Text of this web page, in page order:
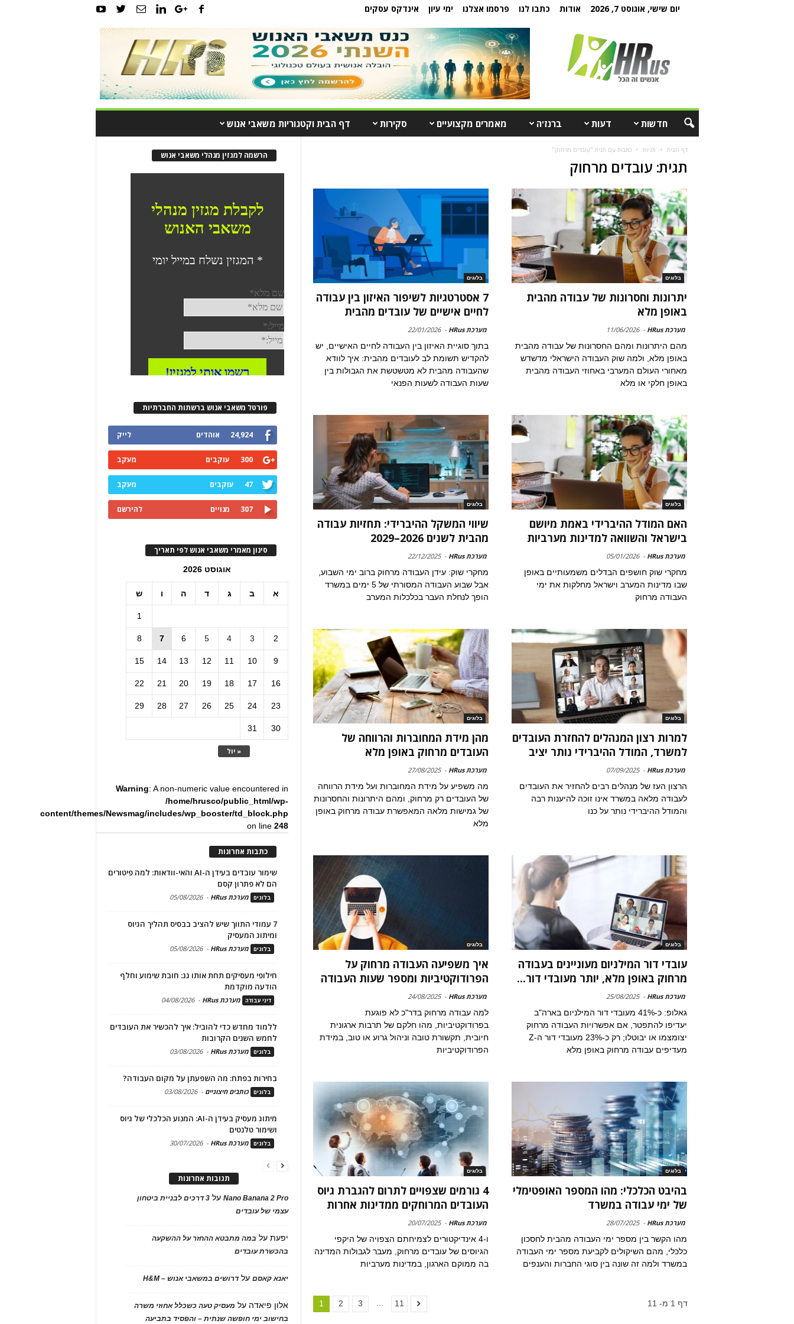
יום שישי, אוגוסט 7, 2026 אודות כתבו לנו פרסמו אצלנו ימי עיון אינדקס עסקים
חדשות דעות ברנז'ה מאמרים מקצועיים סקירות דף הבית וקטגוריות משאבי אנוש
דף הבית תגיות כתבות עם תגית "עובדים מרחוק"
תגית: עובדים מרחוק
בלוגים
יתרונות וחסרונות של עבודה מהבית
באופן מלא
מערכת HRus -
11/06/2026
מהם היתרונות ומהם החסרונות של עבודה מהבית
באופן מלא, ולמה שוק העבודה הישראלי מדשדש
מאחורי העולם המערבי באחוזי העבודה מהבית
באופן חלקי או מלא
בלוגים
7 אסטרטגיות לשיפור האיזון בין עבודה
לחיים אישיים של עובדים מהבית
מערכת HRus -
22/01/2026
בתוך סוגיית האיזון בין העבודה לחיים האישיים, יש
להקדיש תשומת לב לעובדים מהבית: איך לוודא
שהעבודה מהבית לא מטשטשת את הגבולות בין
שעות העבודה לשעות הפנאי
בלוגים
האם המודל ההיברידי באמת מיושם
בישראל והשוואה למדינות מערביות
מערכת HRus -
05/01/2026
מחקרי שוק חושפים הבדלים משמעותיים באופן
שבו מדינות המערב וישראל מחלקות את ימי
העבודה מרחוק
בלוגים
שיווי המשקל ההיברידי: תחזיות עבודה
מהבית לשנים 2026–2029
מערכת HRus -
22/12/2025
מחקרי שוק: עידן העבודה מרחוק ברוב ימי השבוע,
אבל שבוע העבודה המסורתי של 5 ימים במשרד
הופך לנחלת העבר בכלכלות המערב
בלוגים
למרות רצון המנהלים להחזרת העובדים
למשרד, המודל ההיברידי נותר יציב
מערכת HRus -
07/09/2025
הרצון העז של מנהלים רבים להחזיר את העובדים
לעבודה מלאה במשרד אינו זוכה להיענות רבה
והמודל ההיברידי נותר על כנו
בלוגים
מהן מידת המחוברות והרווחה של
העובדים מרחוק באופן מלא
מערכת HRus -
27/08/2025
מה משפיע על מידת המחוברות ועל מידת הרווחה
של העובדים רק מרחוק, ומהם היתרונות והחסרונות
של גמישות מלאה המאפשרת עבודה מרחוק באופן
מלא
בלוגים
עובדי דור המילניום מעוניינים בעבודה
מרחוק באופן מלא, יותר מעובדי דור...
מערכת HRus -
25/08/2025
גאלופ: כ-41% מעובדי דור המילניום בארה"ב
יעדיפו להתפטר, אם אפשרויות העבודה מרחוק
יצומצמו או יבוטלו; רק כ-23% מעובדי דור ה-Z
מעדיפים עבודה מרחוק באופן מלא
בלוגים
איך משפיעה העבודה מרחוק על
הפרודוקטיביות ומספר שעות העבודה
מערכת HRus -
24/08/2025
למה עבודה מרחוק בדר"כ לא פוגעת
בפרודוקטיביות, מהו חלקם של תרבות ארגונית
חיובית, תקשורת טובה וניהול גרוע או טוב, במידת
הפרודוקטיביות
בלוגים
בהיבט הכלכלי: מהו המספר האופטימלי
של ימי עבודה במשרד
מערכת HRus -
28/07/2025
מהו הקשר בין מספר ימי העבודה מהבית לחסכון
כלכלי, מהם השיקולים לקביעת מספר ימי העבודה
במשרד ולמה זה שונה בין סוגי החברות והענפים
בלוגים
4 גורמים שצפויים לתרום להגברת גיוס
העובדים המרוחקים ממדינות אחרות
מערכת HRus -
20/07/2025
ו-4 אינדיקטורים לצמיחתם הצפויה של היקפי
הגיוסים של עובדים מרחוק, מעבר לגבולות המדינה
בה ממוקם הארגון, במדינות מערביות
1 2 3 11 דף 1 מ- 11
הרשמה למגזין מנהלי משאבי אנוש
פורטל משאבי אנוש ברשתות החברתיות
24,924 אוהדים לייק
300 עוקבים מעקב
47 עוקבים מעקב
307 מנויים להירשם
סינון מאמרי משאבי אנוש לפי תאריך
אוגוסט 2026
א ב ג ד ה ו ש
« יול
1
2
3
4
5
6
7
8
9
10
11
12
13
14
15
16
17
18
19
20
21
22
23
24
25
26
27
28
29
30
31
Warning: A non-numeric value encountered in
/home/hrusco/public_html/wp-
content/themes/Newsmag/includes/wp_booster/td_block.php
on line248
כתבות אחרונות
שימור עובדים בעידן ה-AI והאי-וודאות: למה פיטורים
הם לא פתרון קסם
בלוגים מערכת HRus -
05/08/2026
7 עמודי התווך שיש להציב בבסיס תהליך הגיוס
ומיתוג המעסיק
בלוגים מערכת HRus -
05/08/2026
חילופי מעסיקים תחת אותו גג: חובת שימוע וחלף
הודעה מוקדמת
דיני עבודה מערכת HRus -
04/08/2026
ללמוד מחדש כדי להוביל: איך להכשיר את העובדים
לחמש השנים הקרובות
בלוגים מערכת HRus -
03/08/2026
בחירות בפתח: מה השפעתן על מקום העבודה?
בלוגים כותבים חיצוניים -
03/08/2026
מיתוג מעסיק בעידן ה-AI: המנוע הכלכלי של גיוס
ושימור טלנטים
בלוגים מערכת HRus -
30/07/2026
תגובות אחרונות
Nano Banana 2 Proעל
3 דרכים לבניית ביטחון
עצמי של עובדים
יפעתעל במה מתבטא ההחזר על ההשקעה
בהכשרת עובדים
יאנא קאסםעלדרושים במשאבי אנוש – H&M
אלון פיאדה על מעסיק טעה כשכלל אחוזי משרה
בחישוב ימי חופשה שנתית – והפסיד בתביעה